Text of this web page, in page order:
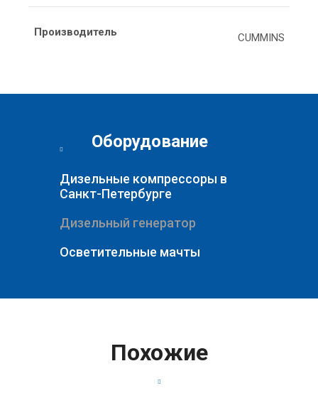
Производитель CUMMINS
Оборудование
Дизельные компрессоры в
Санкт-Петербурге
Дизельный генератор
Осветительные мачты
Похожие